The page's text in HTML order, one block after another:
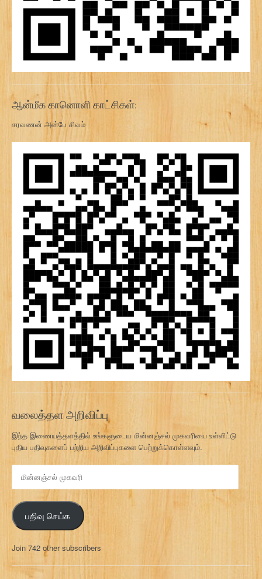
ஆன்மீக கானொளி காட்சிகள்:
சரவணன் அன்பே சிவம்
வலைத்தள அறிவிப்பு
இந்த இணையத்தளத்தில் உங்களுடைய மின்னஞ்சல் முகவரியை உள்ளிட்டு
புதிய பதிவுகளைப் பற்றிய அறிவிப்புகளை பெற்றுக்கொள்ளவும்.
ன
ஞ்
ச
ல்
க
வ
பதிவு செய்க
Join 742 other subscribers